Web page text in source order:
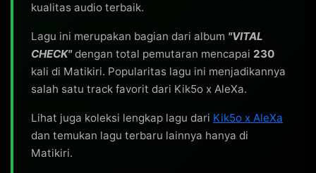
kualitas audio terbaik.
Lagu ini merupakan bagian dari album "VITAL
CHECK"dengan total pemutaran mencapai 230
kali di Matikiri. Popularitas lagu ini menjadikannya
salah satu track favorit dari Kik5o x AleXa.
Lihat juga koleksi lengkap lagu dari Kik5o x AleXa
dan temukan lagu terbaru lainnya hanya di
Matikiri.